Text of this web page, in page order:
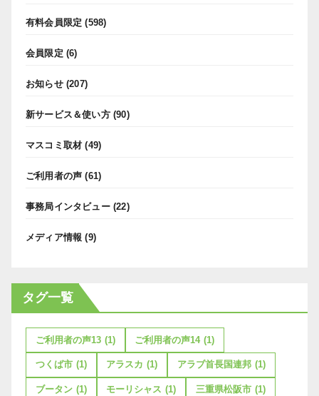
有料会員限定 (598)
会員限定 (6)
お知らせ(207)
新サービス＆使い方(90)
マスコミ取材 (49)
ご利用者の声 (61)
事務局インタビュー(22)
メディア情報 (9)
タグ一覧
ご利用者の声13 (1) ご利用者の声14 (1)
つくば市 (1) アラスカ (1) アラブ首長国連邦 (1)
ブータン (1) モーリシャス (1) 三重県松阪市 (1)